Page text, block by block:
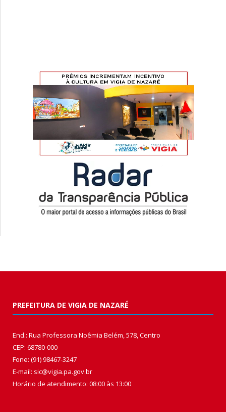
PREFEITURA DE VIGIA DE NAZARÉ
End.: Rua Professora Noêmia Belém, 578, Centro
CEP: 68780-000
Fone: (91) 98467-3247
E-mail: sic@vigia.pa.gov.br
Horário de atendimento: 08:00 às 13:00